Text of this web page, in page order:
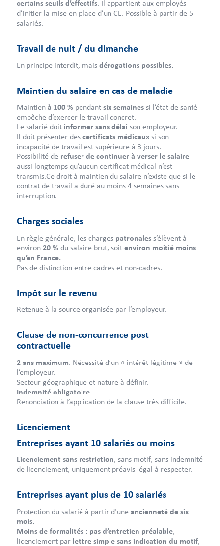
certains seuils d’effectifs. Il appartient aux employés
d’initier la mise en place d’un CE. Possible à partir de 5
salariés.
Travail de nuit / du dimanche
En principe interdit, mais dérogations possibles.
Maintien du salaire en cas de maladie
Maintien à 100 %pendant six semainessi l’état de santé
empêche d’exercer le travail concret.
Le salarié doit informer sans délai son employeur.
Il doit présenter des certificats médicauxsi son
incapacité de travail est supérieure à 3 jours.
Possibilité de refuser de continuer à verser le salaire
aussi longtemps qu’aucun certificat médical n’est
transmis.Ce droit à maintien du salaire n’existe que si le
contrat de travail a duré au moins 4 semaines sans
interruption.
Charges sociales
En règle générale, les charges patronaless’élèvent à
environ20 %du salaire brut, soit environ moitié moins
qu’en France.
Pas de distinction entre cadres et non-cadres.
Impôt sur le revenu
Retenue à la source organisée par l’employeur.
Clause de non-concurrence post
contractuelle
2 ans maximum. Nécessité d’un « intérêt légitime » de
l’employeur.
Secteur géographique et nature à définir.
Indemnité obligatoire.
Renonciation à l’application de la clause très difficile.
Licenciement
Entreprises ayant 10 salariés ou moins
Licenciement sans restriction, sans motif, sans indemnité
de licenciement, uniquement préavis légal à respecter.
Entreprises ayant plus de 10 salariés
Protection du salarié à partir d’une ancienneté de six
mois.
Moins de formalités : pas d’entretien préalable,
licenciement par lettre simple sans indication du motif,